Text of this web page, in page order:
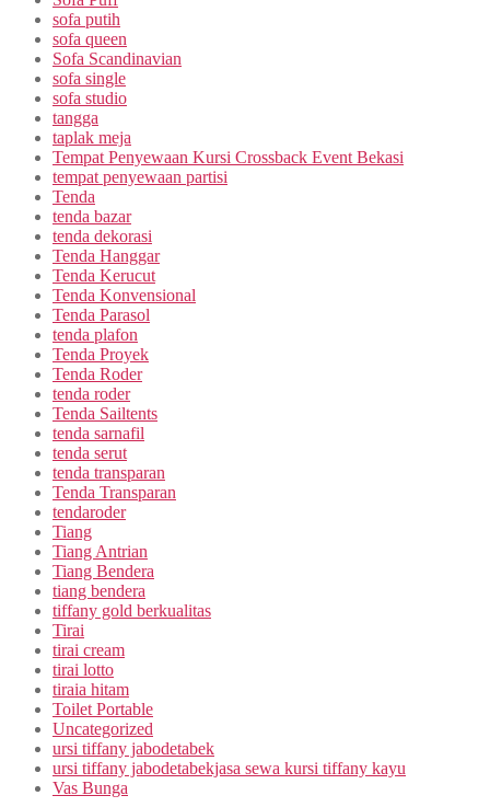
sofa putih
sofa queen
Sofa Scandinavian
sofa single
sofa studio
tangga
taplak meja
Tempat Penyewaan Kursi Crossback Event Bekasi
tempat penyewaan partisi
Tenda
tenda bazar
tenda dekorasi
Tenda Hanggar
Tenda Kerucut
Tenda Konvensional
Tenda Parasol
tenda plafon
Tenda Proyek
Tenda Roder
tenda roder
Tenda Sailtents
tenda sarnafil
tenda serut
tenda transparan
Tenda Transparan
tendaroder
Tiang
Tiang Antrian
Tiang Bendera
tiang bendera
tiffany gold berkualitas
Tirai
tirai cream
tirai lotto
tiraia hitam
Toilet Portable
Uncategorized
ursi tiffany jabodetabek
ursi tiffany jabodetabekjasa sewa kursi tiffany kayu
Vas Bunga